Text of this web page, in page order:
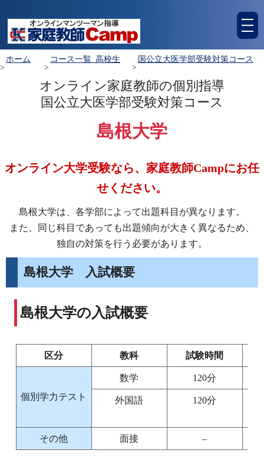
ホーム
>
コース一覧_高校生
>
国公立大医学部受験対策コース
>
オンライン家庭教師の個別指導
国公立大医学部受験対策コース
島根大学
オンライン大学受験なら、家庭教師Campにお任
せください。
島根大学は、各学部によって出題科目が異なります。
また、同じ科目であっても出題傾向が大きく異なるため、
独自の対策を行う必要があります。
島根大学 入試概要
島根大学の入試概要
区分 教科 試験時間
個別学力テスト
数学 120分
外国語 120分
その他 面接 –